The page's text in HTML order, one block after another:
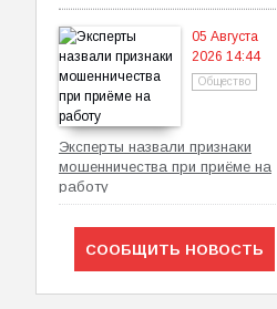
05 Августа
2026 14:44
Общество
Эксперты назвали признаки
мошенничества при приёме на
работу
СООБЩИТЬ НОВОСТЬ